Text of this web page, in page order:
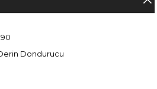
Derin Dondurucu